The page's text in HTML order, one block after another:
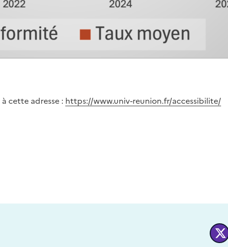
cette adresse : https://www.univ-reunion.fr/accessibilite/